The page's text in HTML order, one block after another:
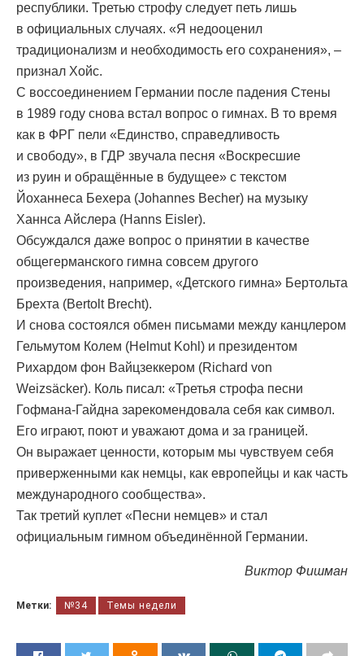
республики. Третью строфу следует петь лишь
в официальных случаях. «Я недооценил
традиционализм и необходимость его сохранения», –
признал Хойс.
С воссоединением Германии после падения Стены
в 1989 году снова встал вопрос о гимнах. В то время
как в ФРГ пели «Единство, справедливость
и свободу», в ГДР звучала песня «Воскресшие
из руин и обращённые в будущее» с текстом
Йоханнеса Бехера (Johannes Becher) на музыку
Ханнса Айслера (Hanns Eisler).
Обсуждался даже вопрос о принятии в качестве
общегерманского гимна совсем другого
произведения, например, «Детского гимна» Бертольта
Брехта (Bertolt Brecht).
И снова состоялся обмен письмами между канцлером
Гельмутом Колем (Helmut Kohl) и президентом
Рихардом фон Вайцзеккером (Richard von
Weizsäcker). Коль писал: «Третья строфа песни
Гофмана-Гайдна зарекомендовала себя как символ.
Его играют, поют и уважают дома и за границей.
Он выражает ценности, которым мы чувствуем себя
приверженными как немцы, как европейцы и как часть
международного сообщества».
Так третий куплет «Песни немцев» и стал
официальным гимном объединённой Германии.
Виктор Фишман
Метки: №34 Темы недели